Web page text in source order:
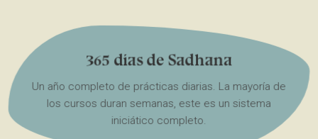
365 días de Sadhana
Un año completo de prácticas diarias. La mayoría de
los cursos duran semanas, este es un sistema
iniciático completo.